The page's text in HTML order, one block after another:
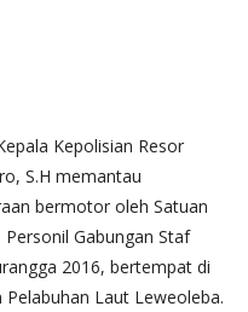
Kepolisian Resor
S.H memantau
bermotor oleh Satuan
Gabungan Staf
2016, bertempat di
Laut Leweoleba.